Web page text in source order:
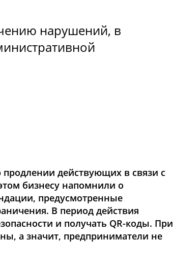
нарушений, в
действующих в связи с
бизнесу напомнили о
предусмотренные
В период действия
и получать QR-коды. При
а значит, предприниматели не